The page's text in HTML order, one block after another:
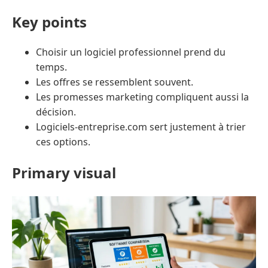
Key points
Choisir un logiciel professionnel prend du
temps.
Les offres se ressemblent souvent.
Les promesses marketing compliquent aussi la
décision.
Logiciels-entreprise.com sert justement à trier
ces options.
Primary visual